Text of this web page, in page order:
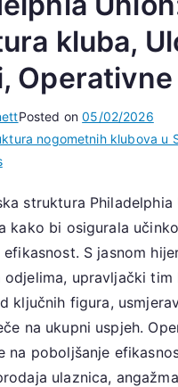
kluba,
Posted on05/02/2026
nogometnih klubova u
on
Union:
Struktura
kluba,
Uloge
u
upravi,
Operativne
jedinice
struktura
kako bi osigurala
S jasnom
odjelima, upravljački tim
ključnih figura,
na ukupni uspjeh.
na poboljšanje
ulaznica,